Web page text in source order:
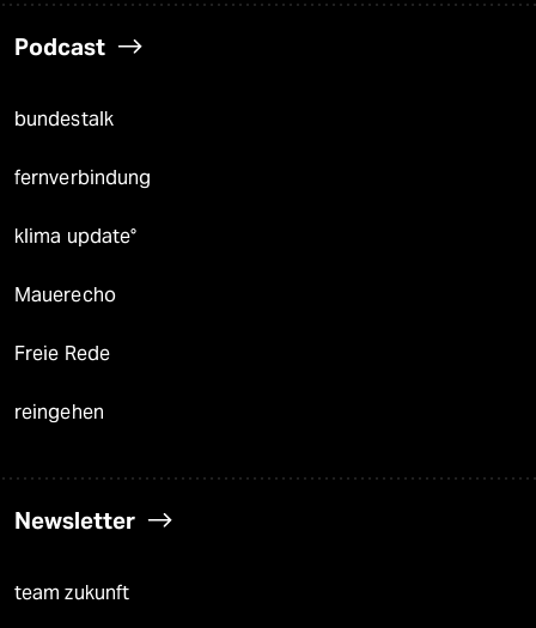
Podcast
bundestalk
fernverbindung
klima update°
Mauerecho
Freie Rede
reingehen
Newsletter
team zukunft